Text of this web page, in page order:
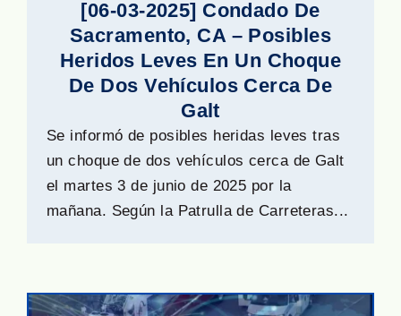
[06-03-2025] Condado De
Sacramento, CA – Posibles
Heridos Leves En Un Choque
De Dos Vehículos Cerca De
Galt
Se informó de posibles heridas leves tras
un choque de dos vehículos cerca de Galt
el martes 3 de junio de 2025 por la
mañana. Según la Patrulla de Carreteras...